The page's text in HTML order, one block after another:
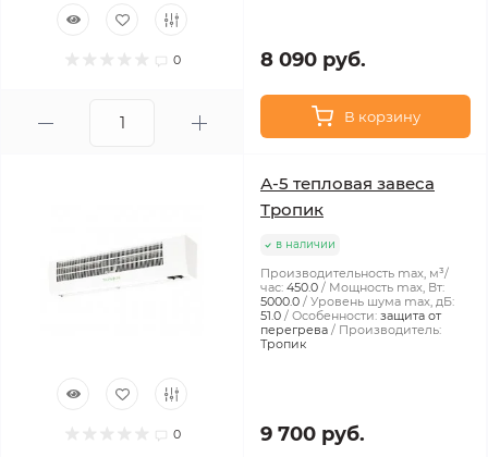
0 8 090 руб.
В корзину
0
А-5 тепловая завеса
Тропик
в наличии
Производительность max, м³/
час: 450.0
Мощность max, Вт:
5000.0
Уровень шума max, дБ:
51.0
Особенности: защита от
перегрева
Производитель:
Тропик
9 700 руб.